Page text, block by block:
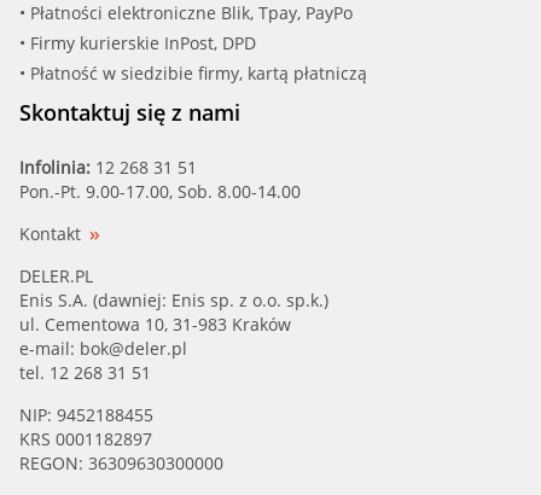
• Płatności elektroniczne Blik, Tpay, PayPo
• Firmy kurierskie InPost, DPD
• Płatność w siedzibie firmy, kartą płatniczą
Skontaktuj się z nami
Infolinia: 12 268 31 51
Pon.-Pt. 9.00-17.00, Sob. 8.00-14.00
Kontakt
DELER.PL
Enis S.A. (dawniej: Enis sp. z o.o. sp.k.)
ul. Cementowa 10, 31-983 Kraków
e-mail: bok@deler.pl
tel. 12 268 31 51
NIP: 9452188455
KRS 0001182897
REGON: 36309630300000